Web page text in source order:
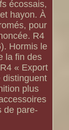
écossais,
hayon. À
pour
R4
Hormis le
la fin des
« Export
distinguent
plus
de pare-